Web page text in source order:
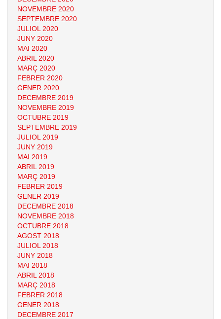
NOVEMBRE 2020
SEPTEMBRE 2020
JULIOL 2020
JUNY 2020
MAI 2020
ABRIL 2020
MARÇ 2020
FEBRER 2020
GENER 2020
DECEMBRE 2019
NOVEMBRE 2019
OCTUBRE 2019
SEPTEMBRE 2019
JULIOL 2019
JUNY 2019
MAI 2019
ABRIL 2019
MARÇ 2019
FEBRER 2019
GENER 2019
DECEMBRE 2018
NOVEMBRE 2018
OCTUBRE 2018
AGOST 2018
JULIOL 2018
JUNY 2018
MAI 2018
ABRIL 2018
MARÇ 2018
FEBRER 2018
GENER 2018
DECEMBRE 2017